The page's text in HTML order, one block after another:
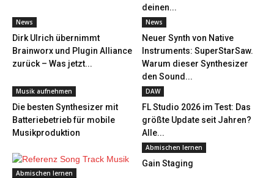
deinen...
News
Dirk Ulrich übernimmt
Brainworx und Plugin Alliance
zurück – Was jetzt...
News
Neuer Synth von Native
Instruments: SuperStarSaw.
Warum dieser Synthesizer
den Sound...
Musik aufnehmen
Die besten Synthesizer mit
Batteriebetrieb für mobile
Musikproduktion
DAW
FL Studio 2026 im Test: Das
größte Update seit Jahren?
Alle...
Abmischen lernen
Abmischen lernen
Gain Staging